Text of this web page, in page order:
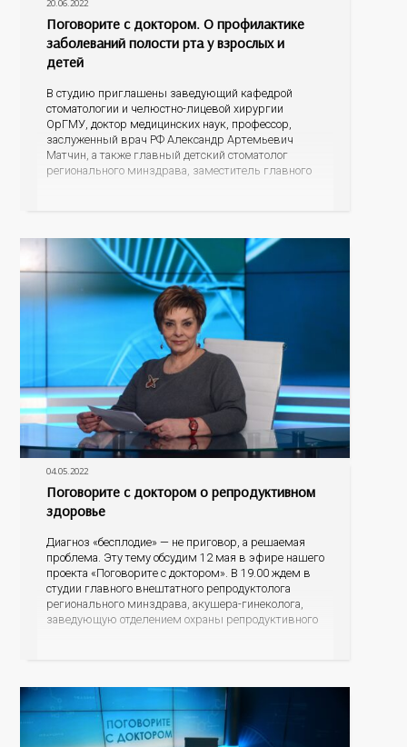
20.06.2022
Поговорите с доктором. О профилактике
заболеваний полости рта у взрослых и
детей
В студию приглашены заведующий кафедрой
стоматологии и челюстно-лицевой хирургии
ОрГМУ, доктор медицинских наук, профессор,
заслуженный врач РФ Александр Артемьевич
Матчин, а также главный детский стоматолог
регионального минздрава, заместитель главного
Нужно ли обращаться к стоматологу с
профилактической целью, когда
04.05.2022
Поговорите с доктором о репродуктивном
здоровье
Диагноз «бесплодие» — не приговор, а решаемая
проблема. Эту тему обсудим 12 мая в эфире нашего
проекта «Поговорите с доктором». В 19.00 ждем в
студии главного внештатного репродуктолога
регионального минздрава, акушера-гинеколога,
заведующую отделением охраны репродуктивного
сегодня